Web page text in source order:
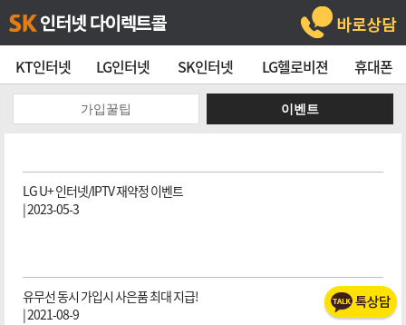
KT인터넷 LG인터넷 SK인터넷 LG헬로비젼 휴대폰
가입꿀팁 이벤트
LG U+ 인터넷/IPTV 재약정 이벤트
| 2023-05-3
유무선 동시 가입시 사은품 최대 지급!
| 2021-08-9